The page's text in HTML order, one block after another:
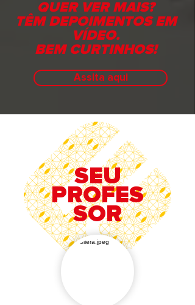
SEU
PROFES
SOR
QUER VER MAIS?
TÊM DEPOIMENTOS EM
VÍDEO.
BEM CURTINHOS!
Assita aqui